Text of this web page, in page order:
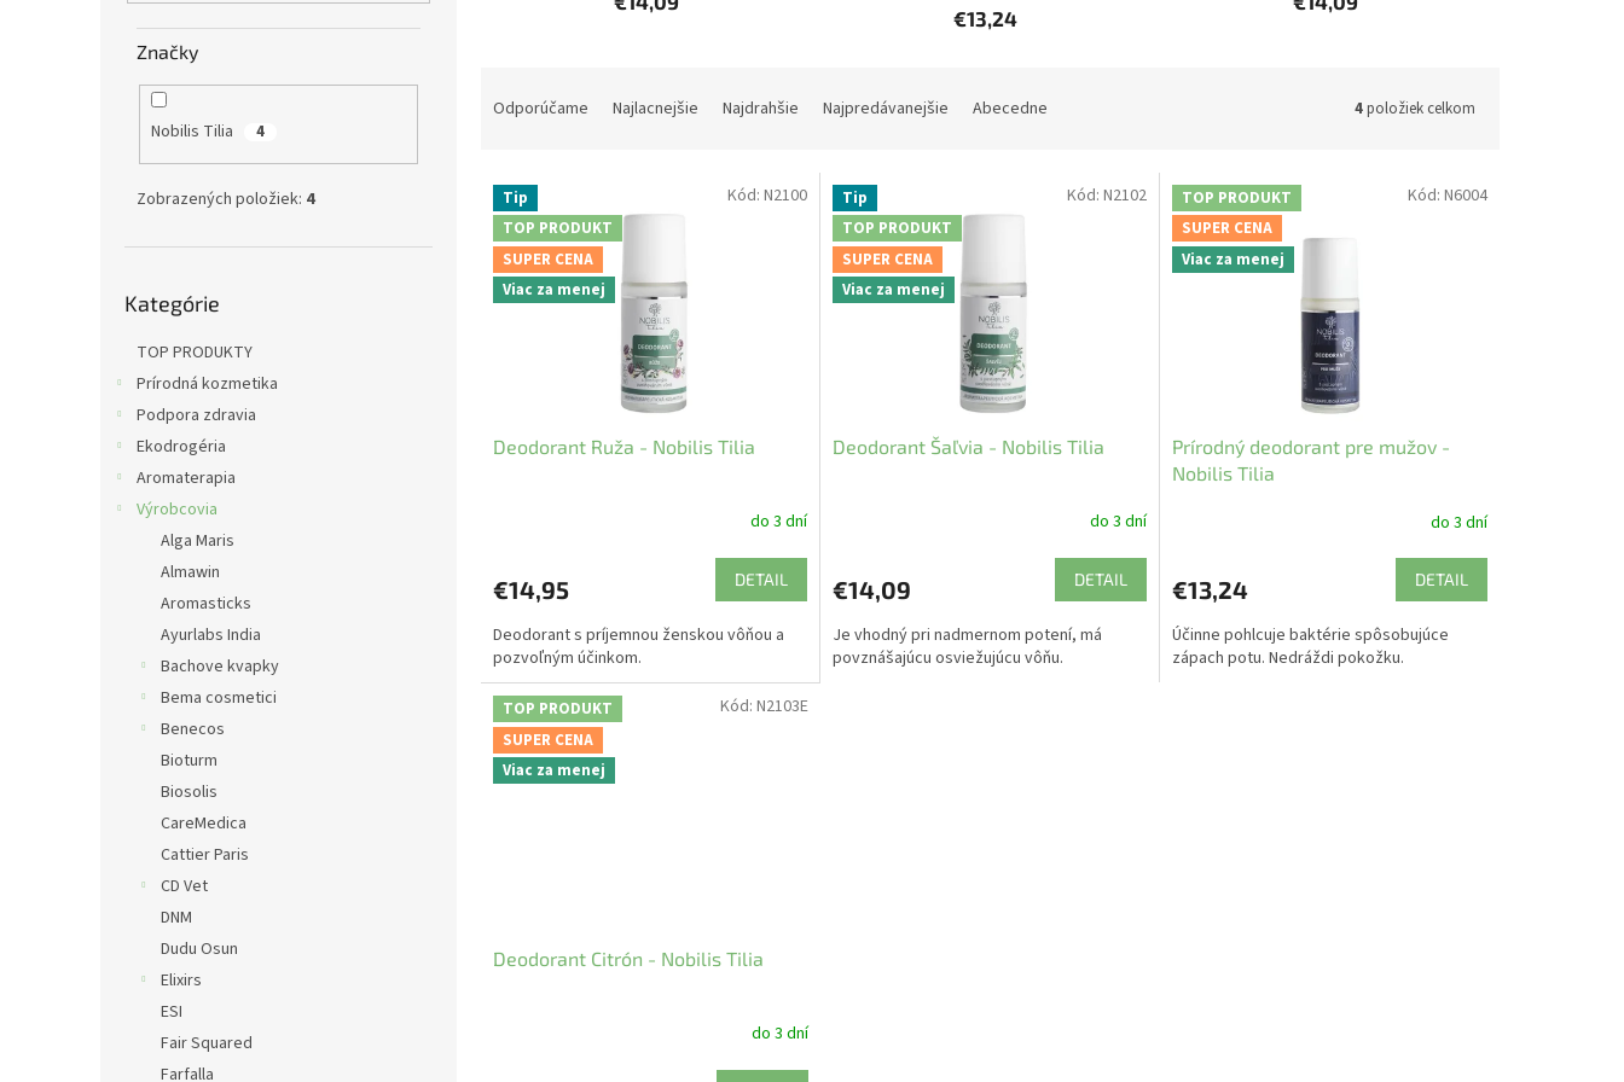
Značky
Nobilis Tilia 4
Zobrazených položiek: 4
kategórie
Kategórie
TOP PRODUKTY
Prírodná kozmetika
Podpora zdravia
Ekodrogéria
Aromaterapia
Výrobcovia
Alga Maris
Almawin
Aromasticks
Ayurlabs India
Bachove kvapky
Bema cosmetici
Benecos
Bioturm
Biosolis
CareMedica
Cattier Paris
CD Vet
DNM
Dudu Osun
Elixirs
ESI
Fair Squared
Farfalla
€13,24
n
p
Odporúčame Najlacnejšie Najdrahšie Najpredávanejšie Abecedne 4položiek celkom
V
p
Tip
TOP PRODUKT
SUPER CENA
Viac za menej
Deodorant Ruža - Nobilis Tilia
do 3 dní
€14,95 DETAIL
Deodorant s príjemnou ženskou vôňou a
pozvoľným účinkom.
Kód: N2100
Tip
TOP PRODUKT
SUPER CENA
Viac za menej
Deodorant Šaľvia - Nobilis Tilia
do 3 dní
€14,09 DETAIL
Je vhodný pri nadmernom potení, má
povznášajúcu osviežujúcu vôňu.
Kód: N2102
TOP PRODUKT
SUPER CENA
Viac za menej
Prírodný deodorant pre mužov -
Nobilis Tilia
do 3 dní
€13,24 DETAIL
Účinne pohlcuje baktérie spôsobujúce
zápach potu. Nedráždi pokožku.
Kód: N6004
TOP PRODUKT
SUPER CENA
Viac za menej
Deodorant Citrón - Nobilis Tilia
do 3 dní
Kód: N2103E